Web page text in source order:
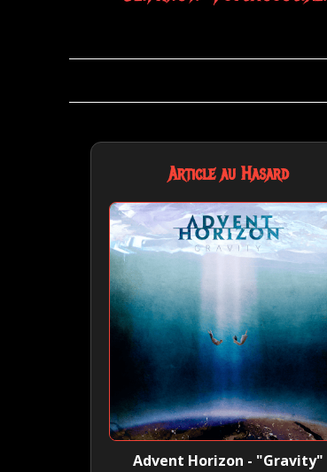
Article au Hasard
Advent Horizon - "Gravity"